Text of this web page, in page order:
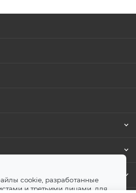
cookie, разработанные
и третьими лицами, для